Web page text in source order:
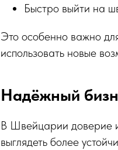
Быстро выйти на
Это особенно важно
использовать новые
Надёжный
В Швейцарии доверие
выглядеть более